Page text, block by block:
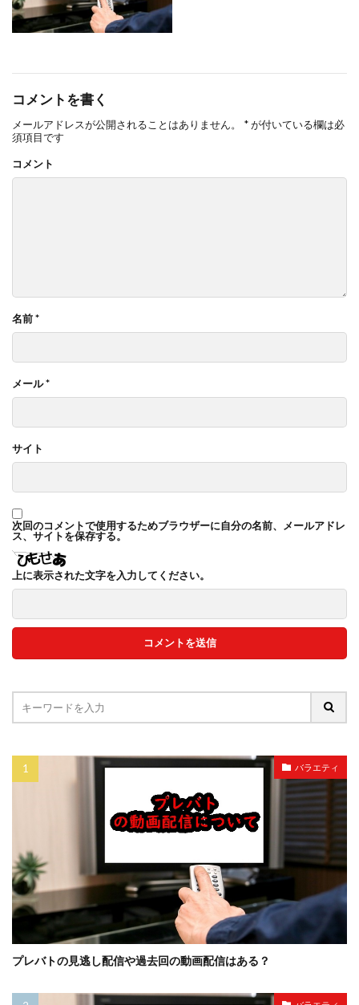
コメントを書く
メールアドレスが公開されることはありません。 *が付いている欄は必
須項目です
コメント
名前*
メール*
サイト
次回のコメントで使用するためブラウザーに自分の名前、メールアドレ
ス、サイトを保存する。
上に表示された文字を入力してください。
バラエティ
プレバトの見逃し配信や過去回の動画配信はある？